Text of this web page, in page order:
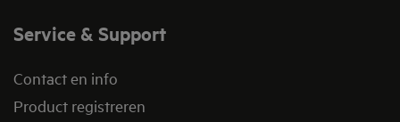
Service & Support
Contact en info
Product registreren